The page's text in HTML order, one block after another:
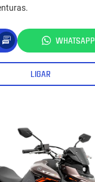
WHATSAPP
LIGAR